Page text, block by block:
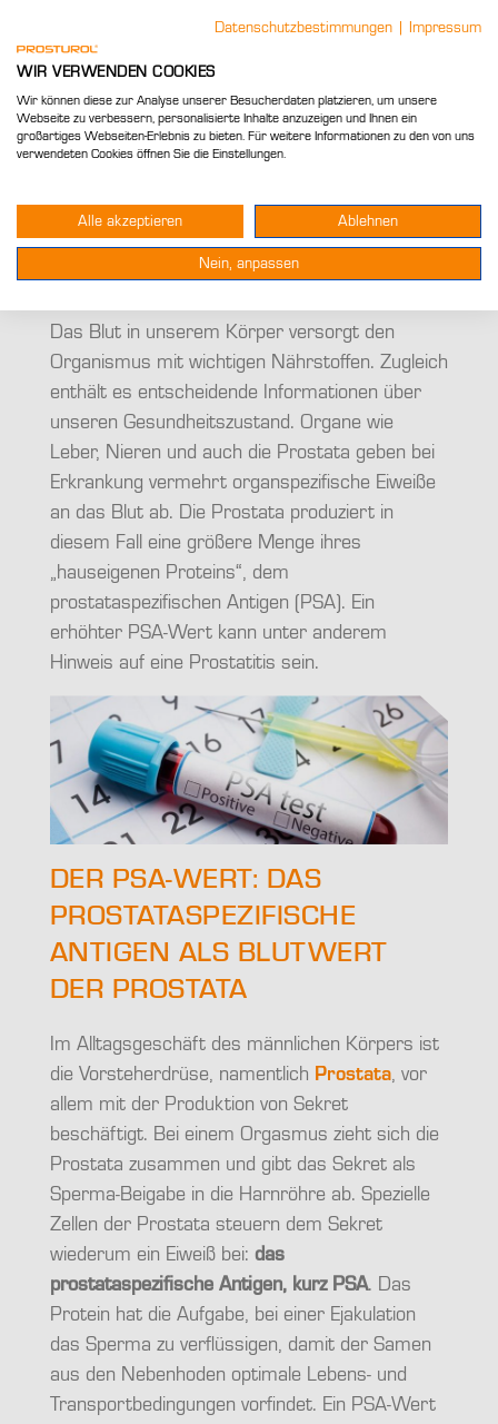
> Beim Urologen > Untersuchung >
PSA-Wert
PSA-Wert: Was er bei
Prostatitis aussagt
Das Blut in unserem Körper versorgt den
Organismus mit wichtigen Nährstoffen. Zugleich
enthält es entscheidende Informationen über
unseren Gesundheitszustand. Organe wie
Leber, Nieren und auch die Prostata geben bei
Erkrankung vermehrt organspezifische Eiweiße
an das Blut ab. Die Prostata produziert in
diesem Fall eine größere Menge ihres
„hauseigenen Proteins“, dem
prostataspezifischen Antigen (PSA). Ein
erhöhter PSA-Wert kann unter anderem
Hinweis auf eine Prostatitis sein.
DER PSA-WERT: DAS
PROSTATASPEZIFISCHE
ANTIGEN ALS BLUTWERT
DER PROSTATA
Im Alltagsgeschäft des männlichen Körpers ist
die Vorsteherdrüse, namentlich Prostata, vor
allem mit der Produktion von Sekret
beschäftigt. Bei einem Orgasmus zieht sich die
Prostata zusammen und gibt das Sekret als
Sperma-Beigabe in die Harnröhre ab. Spezielle
Zellen der Prostata steuern dem Sekret
wiederum ein Eiweiß bei: das
prostataspezifische Antigen, kurz PSA. Das
Protein hat die Aufgabe, bei einer Ejakulation
das Sperma zu verflüssigen, damit der Samen
aus den Nebenhoden optimale Lebens- und
Transportbedingungen vorfindet. Ein PSA-Wert
Datenschutzbestimmungen Impressum
WIR VERWENDEN COOKIES
Wir können diese zur Analyse unserer Besucherdaten platzieren, um unsere
Webseite zu verbessern, personalisierte Inhalte anzuzeigen und Ihnen ein
großartiges Webseiten-Erlebnis zu bieten. Für weitere Informationen zu den von uns
verwendeten Cookies öffnen Sie die Einstellungen.
Alle akzeptieren Ablehnen
Nein, anpassen